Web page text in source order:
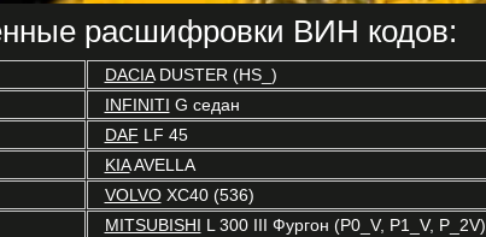
расшифровки ВИН кодов:
DACIADUSTER (HS_)
INFINITI G седан
DAF LF 45
KIAAVELLA
VOLVOXC40 (536)
MITSUBISHI L 300 III Фургон (P0_V, P1_V, P_2V)